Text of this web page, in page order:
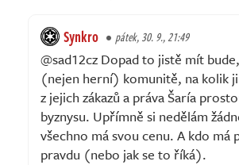
Synkro pátek, 30. 9., 21:49
@sad12cz Dopad to jistě mít
(nejen herní) komunitě, na kolik
z jejich zákazů a práva Šaría
byznysu. Upřímně si nedělám
všechno má svou cenu. A kdo má
pravdu (nebo jak se to říká).